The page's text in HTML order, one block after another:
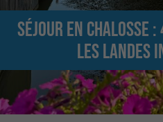
Séjour en Chalosse
les Landes